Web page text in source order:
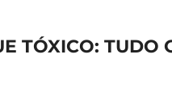
TÓXICO: TUDO